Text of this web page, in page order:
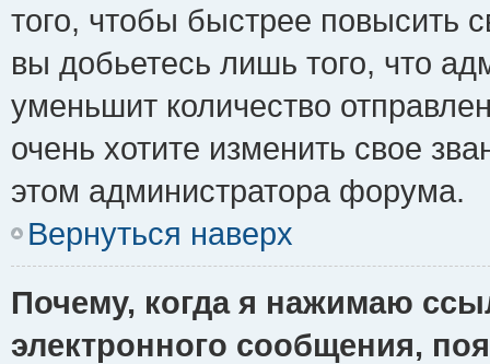
того, чтобы быстрее повысить
вы добьетесь лишь того, что
уменьшит количество
очень хотите изменить свое
этом администратора форума.
Вернуться наверх
Почему, когда я нажимаю
электронного сообщения,